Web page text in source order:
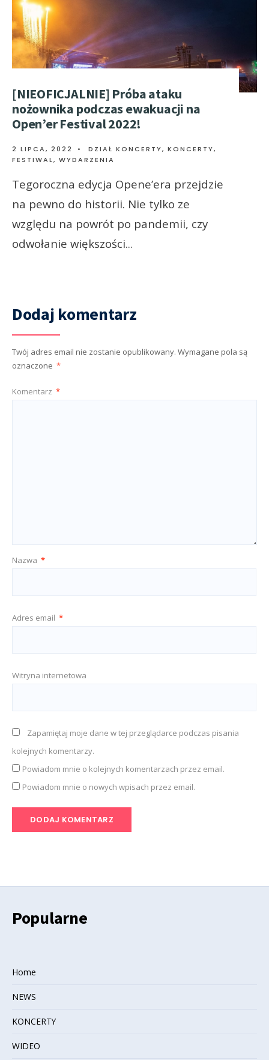
[NIEOFICJALNIE] Próba ataku
nożownika podczas ewakuacji na
Open’er Festival 2022!
2 LIPCA, 2022 • DZIAŁ KONCERTY, KONCERTY,
FESTIWAL, WYDARZENIA
Tegoroczna edycja Opene’era przejdzie
na pewno do historii. Nie tylko ze
względu na powrót po pandemii, czy
odwołanie większości...
Dodaj komentarz
Twój adres email nie zostanie opublikowany. Wymagane pola są
oznaczone *
Komentarz *
Nazwa *
Adres email *
Witryna internetowa
Zapamiętaj moje dane w tej przeglądarce podczas pisania
kolejnych komentarzy.
Powiadom mnie o kolejnych komentarzach przez email.
Powiadom mnie o nowych wpisach przez email.
Popularne
Home
NEWS
KONCERTY
WIDEO